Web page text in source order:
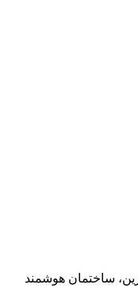
ساختمان هوشمند